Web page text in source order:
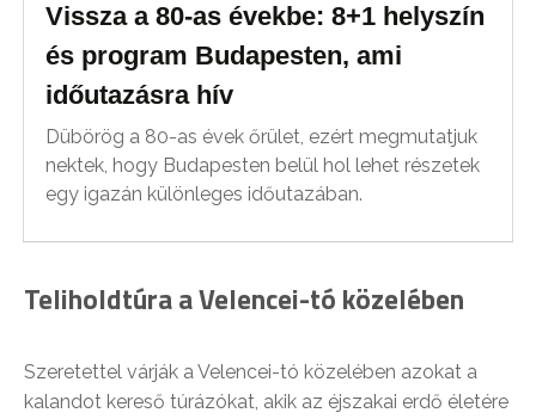
Vissza a 80-as évekbe: 8+1 helyszín
és program Budapesten, ami
időutazásra hív
Dübörög a 80-as évek őrület, ezért megmutatjuk
nektek, hogy Budapesten belül hol lehet részetek
egy igazán különleges időutazában.
Teliholdtúra a Velencei-tó közelében
Szeretettel várják a Velencei-tó közelében azokat a
kalandot kereső túrázókat, akik az éjszakai erdő életére